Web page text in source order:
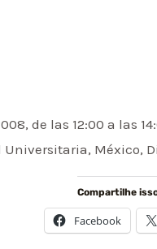
de las 12:00 a las
Universitaria, México,
Compartilhe
Facebook